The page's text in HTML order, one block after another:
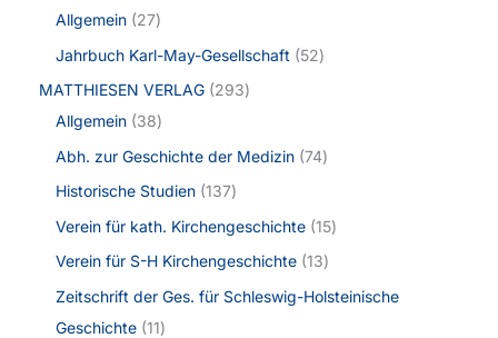
Allgemein 27
Jahrbuch Karl-May-Gesellschaft
52
MATTHIESEN VERLAG 293
Allgemein 38
Abh. zur Geschichte der Medizin 74
Historische Studien 137
Verein für kath. Kirchengeschichte 15
Verein für S-H Kirchengeschichte 13
Zeitschrift der Ges. für Schleswig-Holsteinische
Geschichte 11